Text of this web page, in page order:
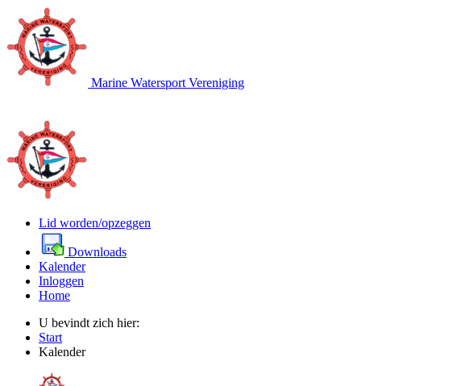
Marine Watersport Vereniging
Lid worden/opzeggen
Downloads
Kalender
Inloggen
Home
U bevindt zich hier:
Start
Kalender